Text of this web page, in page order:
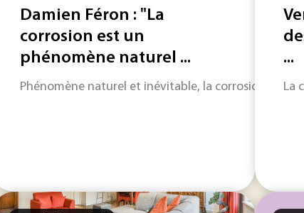
une voie industrielle complémentaire à la réduction
Damien Féron : "La
corrosion est un
phénomène naturel ...
Phénomène naturel et inévitable, la corrosion
...
La